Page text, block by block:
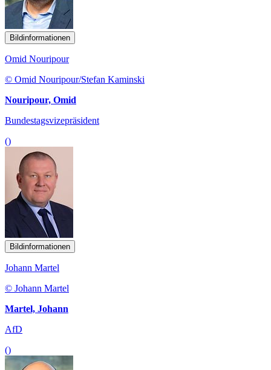
Bildinformationen
Omid Nouripour
© Omid Nouripour/Stefan Kaminski
Nouripour, Omid
Bundestagsvizepräsident
()
Bildinformationen
Johann Martel
© Johann Martel
Martel, Johann
AfD
()